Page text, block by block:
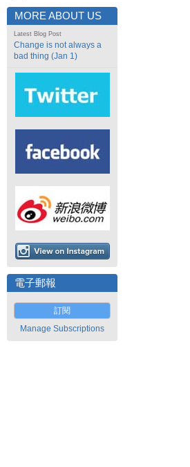
MORE ABOUT US
Latest Blog Post
Change is not always a
bad thing (Jan 1)
電子郵報
訂閱
Manage Subscriptions